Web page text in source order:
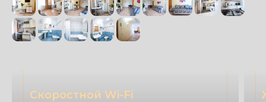
Скоростной Wi-Fi